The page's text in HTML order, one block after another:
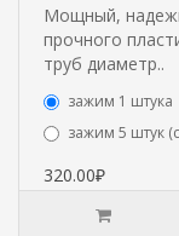
Мощный,
прочного
труб диаметр..
зажим 1 штука
зажим 5 штук
320.00₽